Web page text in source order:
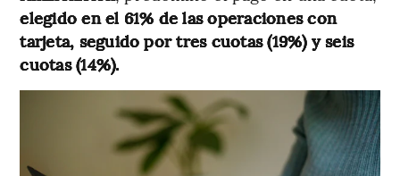
elegido en el 61% de las operaciones con
tarjeta, seguido por tres cuotas (19%) y seis
cuotas (14%).